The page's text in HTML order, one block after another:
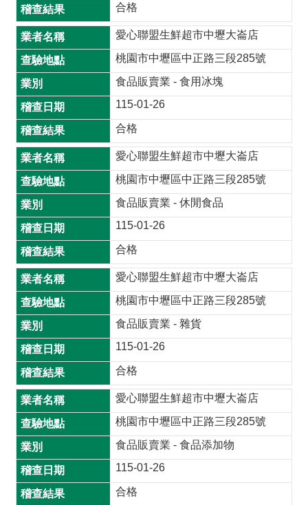
區
食
材
揭
露
專
區
查
驗
結
果
專
食
品
資
訊
專
區
食
安
心
專
欄
常
合格
愛心聯盟生鮮超市中壢大崙店
桃園市中壢區中正路三段285號
食品販賣業 - 食用冰塊
115-01-26
合格
愛心聯盟生鮮超市中壢大崙店
桃園市中壢區中正路三段285號
食品販賣業 - 休閒食品
115-01-26
合格
愛心聯盟生鮮超市中壢大崙店
桃園市中壢區中正路三段285號
食品販賣業 - 雜貨
115-01-26
合格
愛心聯盟生鮮超市中壢大崙店
桃園市中壢區中正路三段285號
食品販賣業 - 食品添加物
115-01-26
合格